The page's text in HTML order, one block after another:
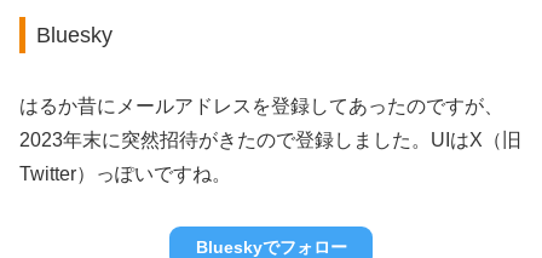
Bluesky
はるか昔にメールアドレスを登録してあったのですが、
2023年末に突然招待がきたので登録しました。UIはX（旧
Twitter）っぽいですね。
Blueskyでフォロー